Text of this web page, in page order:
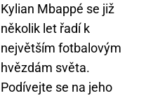
Kylian Mbappé se již
několik let řadí k
největším fotbalovým
hvězdám světa.
Podívejte se na jeho